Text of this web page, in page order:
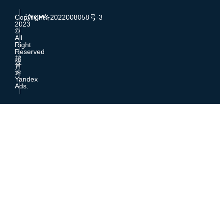
Copyright
2023
©
All
Right
Reserved
超
音
速
Yandex
Ads.
沪ICP备2022008058号-3